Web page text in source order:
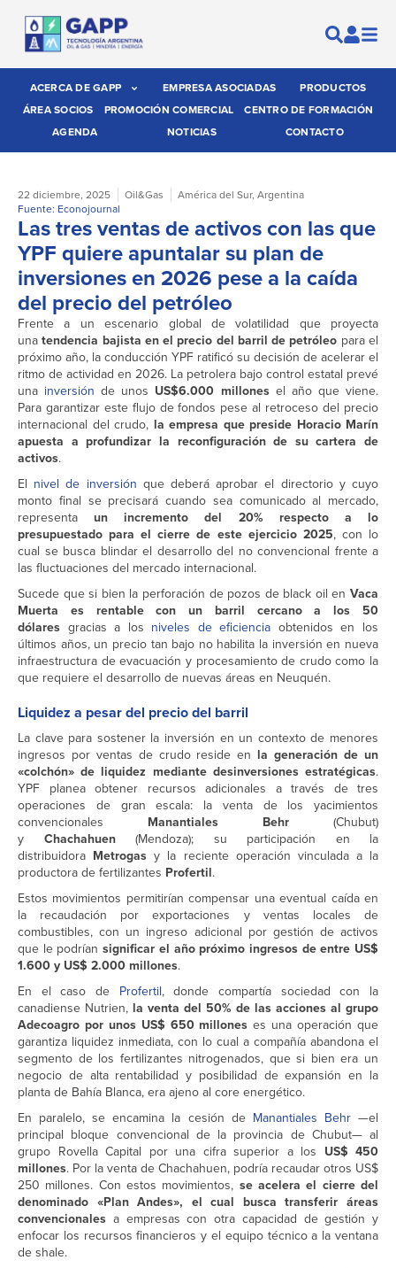
ACERCA DE GAPP EMPRESA ASOCIADAS
PRODUCTOS
ÁREA SOCIOS
PROMOCIÓN COMERCIAL
CENTRO DE FORMACIÓN
AGENDA
NOTICIAS CONTACTO
22 diciembre, 2025 Oil&Gas América del Sur, Argentina
Fuente: Econojournal
Las tres ventas de activos con las que
YPF quiere apuntalar su plan de
inversiones en 2026 pese a la caída
del precio del petróleo
Frente a un escenario global de volatilidad que proyecta
unatendencia bajista en el precio del barril de petróleo para el
próximo año, la conducción YPF ratificó su decisión de acelerar el
ritmo de actividad en 2026. La petrolera bajo control estatal prevé
una inversión de unos US$6.000 millonesel año que viene.
Para garantizar este flujo de fondos pese al retroceso del precio
internacional del crudo, la empresa que preside Horacio Marín
apuesta a profundizar la reconfiguración de su cartera de
activos.
El nivel de inversión que deberá aprobar el directorio y cuyo
monto final se precisará cuando sea comunicado al mercado,
representa un incremento del 20% respecto a lo
presupuestado para el cierre de este ejercicio 2025, con lo
cual se busca blindar el desarrollo del no convencional frente a
las fluctuaciones del mercado internacional.
Sucede que si bien la perforación de pozos de black oil en Vaca
Muerta es rentable con un barril cercano a los 50
dólares gracias a los niveles de eficiencia obtenidos en los
últimos años, un precio tan bajo no habilita la inversión en nueva
infraestructura de evacuación y procesamiento de crudo como la
que requiere el desarrollo de nuevas áreas en Neuquén.
Liquidez a pesar del precio del barril
La clave para sostener la inversión en un contexto de menores
ingresos por ventas de crudo reside en la generación de un
«colchón» de liquidez mediante desinversiones estratégicas.
YPF planea obtener recursos adicionales a través de tres
operaciones de gran escala: la venta de los yacimientos
convencionales Manantiales Behr (Chubut)
y Chachahuen(Mendoza); su participación en la
distribuidora Metrogas y la reciente operación vinculada a la
productora de fertilizantes Profertil.
Estos movimientos permitirían compensar una eventual caída en
la recaudación por exportaciones y ventas locales de
combustibles, con un ingreso adicional por gestión de activos
que le podríansignificar el año próximo ingresos de entre US$
1.600 y US$ 2.000 millones.
En el caso de Profertil, donde compartía sociedad con la
canadiense Nutrien, la venta del 50% de las acciones al grupo
Adecoagro por unos US$ 650 millones es una operación que
garantiza liquidez inmediata, con lo cual a compañía abandona el
segmento de los fertilizantes nitrogenados, que si bien era un
negocio de alta rentabilidad y posibilidad de expansión en la
planta de Bahía Blanca, era ajeno al core energético.
En paralelo, se encamina la cesión de Manantiales Behr—el
principal bloque convencional de la provincia de Chubut— al
grupo Rovella Capital por una cifra superior a los US$ 450
millones. Por la venta de Chachahuen, podría recaudar otros US$
250 millones. Con estos movimientos, se acelera el cierre del
denominado «Plan Andes», el cual busca transferir áreas
convencionales a empresas con otra capacidad de gestión y
enfocar los recursos financieros y el equipo técnico a la ventana
de shale.